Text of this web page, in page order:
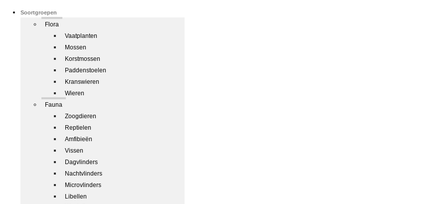
Soortgroepen
Flora
Vaatplanten
Mossen
Korstmossen
Paddenstoelen
Kranswieren
Wieren
Fauna
Zoogdieren
Reptielen
Amfibieën
Vissen
Dagvlinders
Nachtvlinders
Microvlinders
Libellen